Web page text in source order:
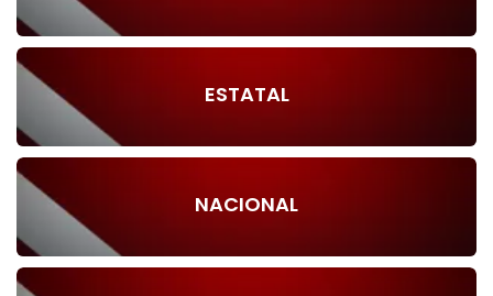
ESTATAL
NACIONAL